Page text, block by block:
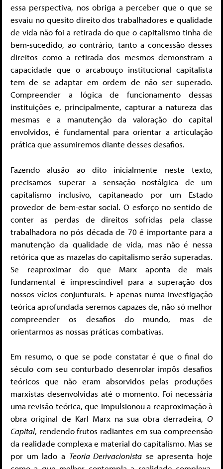
essa perspectiva, nos obriga a perceber que o que se
esvaiu no quesito direito dos trabalhadores e qualidade
de vida não foi a retirada do que o capitalismo tinha de
bem-sucedido, ao contrário, tanto a concessão desses
direitos como a retirada dos mesmos demonstram a
capacidade que o arcabouço institucional capitalista
tem de se adaptar em ordem de não ser superado.
Compreender a lógica de funcionamento dessas
instituições e, principalmente, capturar a natureza das
mesmas e a manutenção da valoração do capital
envolvidos, é fundamental para orientar a articulação
prática que assumiremos diante desses desafios.
Fazendo alusão ao dito inicialmente neste texto,
precisamos superar a sensação nostálgica de um
capitalismo inclusivo, capitaneado por um Estado
provedor de bem-estar social. O esforço no sentido de
conter as perdas de direitos sofridas pela classe
trabalhadora no pós década de 70 é importante para a
manutenção da qualidade de vida, mas não é nessa
retórica que as mazelas do capitalismo serão superadas.
Se reaproximar do que Marx aponta de mais
fundamental é imprescindível para a superação dos
nossos vícios conjunturais. E apenas numa investigação
teórica aprofundada seremos capazes de, não só melhor
compreender os desafios do mundo, mas de
orientarmos as nossas práticas combativas.
Em resumo, o que se pode constatar é que o final do
século com seu conturbado desenrolar impôs desafios
teóricos que não eram absorvidos pelas produções
marxistas desenvolvidas até o momento. Foi necessária
uma revisão teórica, que impulsionou a reaproximação à
obra original de Karl Marx na sua obra derradeira, O
Capital, rendendo frutos radiantes em sua compreensão
da realidade complexa e material do capitalismo. Mas se
por um lado a Teoria Derivacionista se apresenta hoje